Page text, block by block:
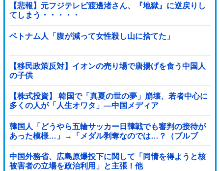
【悲報】元フジテレビ渡邊渚さん、『地獄』に逆戻りし
てしまう・・・・・
ベトナム人「腹が減って女性殺し山に捨てた」
【移民政策反対】イオンの売り場で唐揚げを食う中国人
の子供
【株式投資】 韓国で「真夏の世の夢」崩壊、若者中心に
多くの人が「人生オワタ」―中国メディア
韓国人「どうやら五輪サッカー日韓戦でも審判の接待が
あった模様…」→「メダル剥奪なのでは…？（ブルブ
ル」＝韓国の反応
中国外務省、広島原爆投下に関して「同情を得ようと核
被害者の立場を政治利用」と主張！他